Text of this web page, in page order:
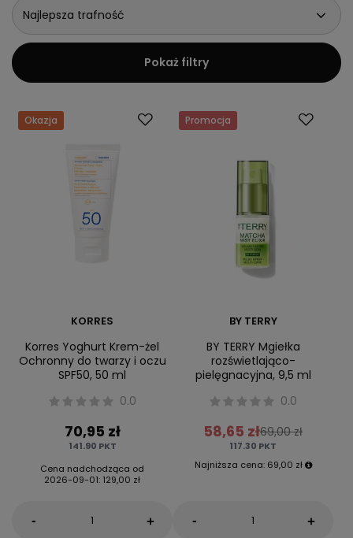
Najlepsza trafność
Pokaż filtry
Okazja
KORRES
Korres Yoghurt Krem-żel
Ochronny do twarzy i oczu
SPF50, 50 ml
0.0
70,95 zł
141.90 PKT
Cena nadchodząca od
2026-09-01: 129,00 zł
- +
Promocja
BY TERRY
BY TERRY Mgiełka
rozświetlająco-
pielęgnacyjna, 9,5 ml
0.0
58,65 zł69,00 zł
117.30 PKT
Najniższa cena: 69,00 zł
- +